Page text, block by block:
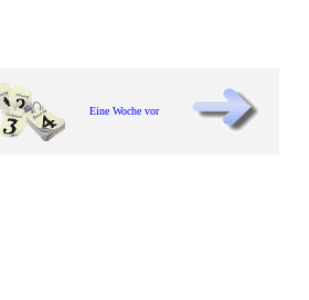
Eine Woche vor